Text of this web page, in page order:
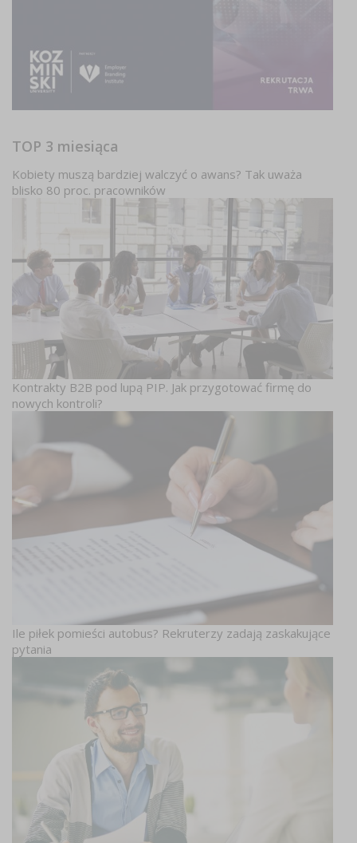
TOP 3 miesiąca
Kobiety muszą bardziej walczyć o awans? Tak uważa
blisko 80 proc. pracowników
Kontrakty B2B pod lupą PIP. Jak przygotować firmę do
nowych kontroli?
Ile piłek pomieści autobus? Rekruterzy zadają zaskakujące
pytania